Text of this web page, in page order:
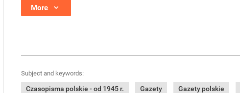
More
Subject and keywords:
Czasopisma polskie - od 1945 r. Gazety Gazety polskie